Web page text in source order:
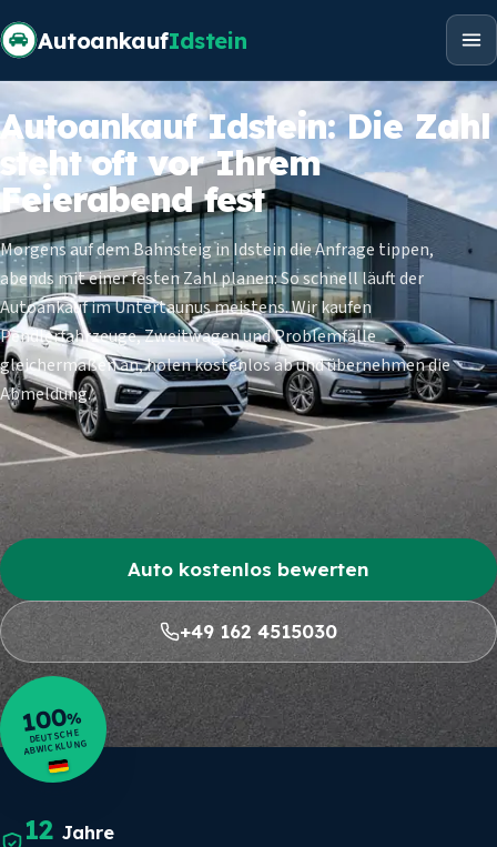
AutoankaufIdstein
Autoankauf Idstein: Die Zahl
steht oft vor Ihrem
Feierabend fest
Morgens auf dem Bahnsteig in Idstein die Anfrage tippen,
abends mit einer festen Zahl planen: So schnell läuft der
Autoankauf im Untertaunus meistens. Wir kaufen
Pendlerfahrzeuge, Zweitwagen und Problemfälle
gleichermaßen an, holen kostenlos ab und übernehmen die
Abmeldung.
Auto kostenlos bewerten
+49 162 4515030
100%
DEUTSCHE
ABWICKLUNG
12 Jahre